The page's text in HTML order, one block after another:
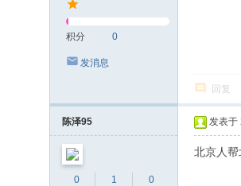
积分 0
发消息
回复
陈泽95
0
1
0
发表于
北京人帮